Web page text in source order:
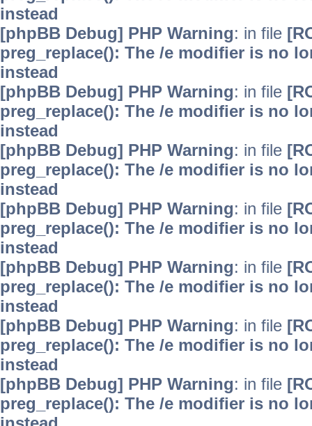
instead
[phpBB Debug] PHP Warning: in file
preg_replace(): The /e modifier is no
instead
[phpBB Debug] PHP Warning: in file
preg_replace(): The /e modifier is no
instead
[phpBB Debug] PHP Warning: in file
preg_replace(): The /e modifier is no
instead
[phpBB Debug] PHP Warning: in file
preg_replace(): The /e modifier is no
instead
[phpBB Debug] PHP Warning: in file
preg_replace(): The /e modifier is no
instead
[phpBB Debug] PHP Warning: in file
preg_replace(): The /e modifier is no
instead
[phpBB Debug] PHP Warning: in file
preg_replace(): The /e modifier is no